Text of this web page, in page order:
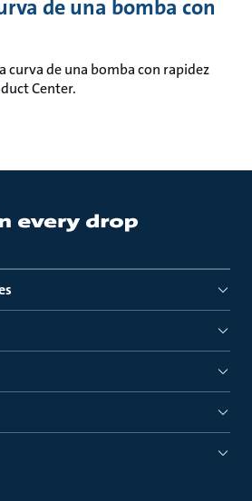
de una bomba con
curva de una bomba con rapidez
Center.